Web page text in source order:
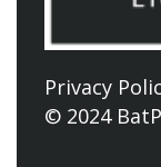
Privacy
© 2024